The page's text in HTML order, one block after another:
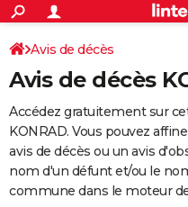
ACTUALITÉS
Politique
Société
Faits Divers
Education
Monde
Villes
+
SPORT
Coupe du monde 2026
Football
Tennis
Cyclisme
Rugby
Forum
Programme TV
TNT
Streaming
Cinéma
Sorties cinéma
Musique
+
FINANCE
Retraite
Epargne
Immobilier
Risques naturels par ville
Banque
Assurance
AUTO
Essais
Réserver un essai
Citadines
Berlines
SUV
Forum auto
+
Avis de décès
Avis de décès
Accédez gratuitement sur
KONRAD. Vous pouvez
avis de décès ou un avis
nom d'un défunt et/ou le
commune dans le moteur